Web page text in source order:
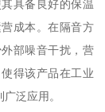
具备良好的保温
成本。在隔音方
部噪音干扰，营
得该产品在工业
泛应用。